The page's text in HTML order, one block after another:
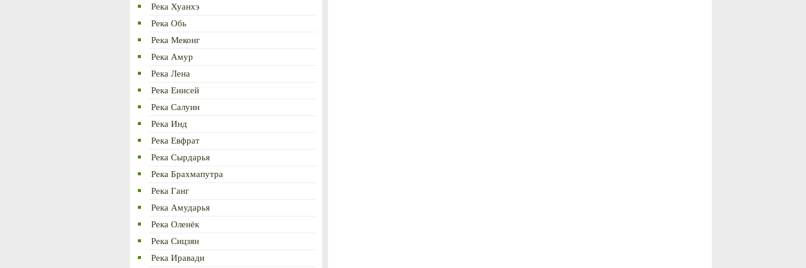
Река Хуанхэ
Река Обь
Река Меконг
Река Амур
Река Лена
Река Енисей
Река Салуин
Река Инд
Река Евфрат
Река Сырдарья
Река Брахмапутра
Река Ганг
Река Амударья
Река Оленёк
Река Сицзян
Река Иравади